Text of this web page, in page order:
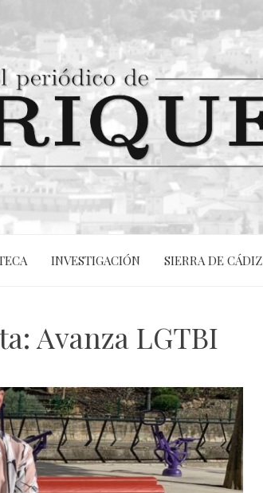
INVESTIGACIÓN SIERRA DE CÁDIZ
Avanza LGTBI